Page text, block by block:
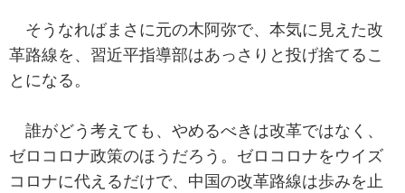
そうなればまさに元の木阿弥で、本気に見えた改
革路線を、習近平指導部はあっさりと投げ捨てるこ
とになる。
誰がどう考えても、やめるべきは改革ではなく、
ゼロコロナ政策のほうだろう。ゼロコロナをウイズ
コロナに代えるだけで、中国の改革路線は歩みを止